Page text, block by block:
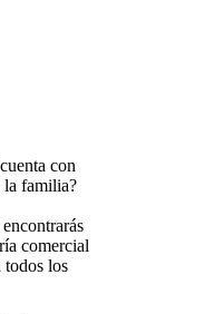
con
la familia?
comercial
todos los